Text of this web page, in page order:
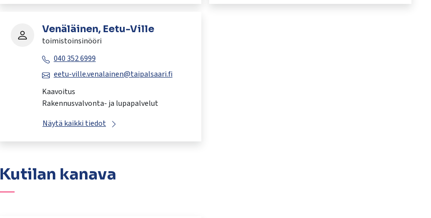
Venäläinen, Eetu-Ville
toimistoinsinööri
040 352 6999
eetu-ville.venalainen@taipalsaari.fi
Kaavoitus
Rakennusvalvonta- ja lupapalvelut
Näytä kaikki tiedot
Kutilan kanava